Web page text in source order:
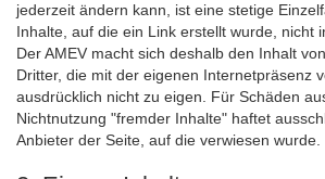
jederzeit ändern kann, ist eine stetige
Inhalte, auf die ein Link erstellt wurde, nicht
Der AMEV macht sich deshalb den Inhalt
Dritter, die mit der eigenen Internetpräsenz
ausdrücklich nicht zu eigen. Für Schäden
Nichtnutzung "fremder Inhalte" haftet
Anbieter der Seite, auf die verwiesen wurde.